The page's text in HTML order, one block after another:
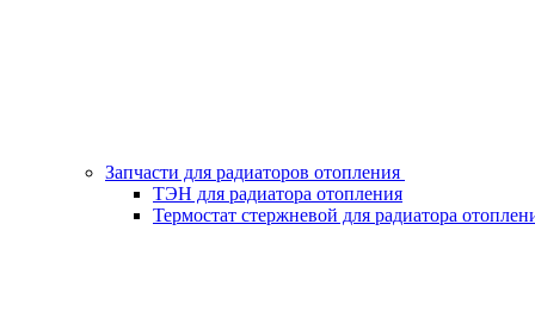
Запчасти для радиаторов отопления
ТЭН для радиатора отопления
Термостат стержневой для радиатора